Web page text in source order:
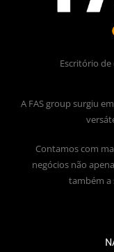
Escritório
A FAS group surgiu
Contamos com
negócios não
também a